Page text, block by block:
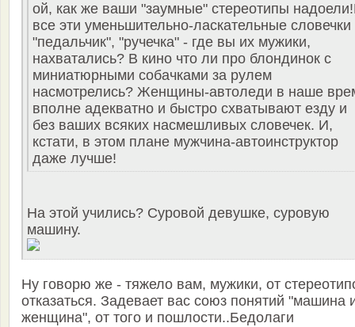
ой, как же ваши "заумные" стереотипы
все эти уменьшительно-ласкательные словечки
"педальчик", "ручечка" - где вы их мужики,
нахватались? В кино что ли про блондинок с
миниатюрными собачками за рулем
насмотрелись? Женщины-автоледи в наше
вполне адекватно и быстро схватывают езду и
без ваших всяких насмешливых словечек. И,
кстати, в этом плане мужчина-автоинструктор
даже лучше!
На этой учились? Суровой девушке, суровую
машину.
Ну говорю же - тяжело вам, мужики, от
отказаться. Задевает вас союз понятий "машина
женщина", от того и пошлости..Бедолаги